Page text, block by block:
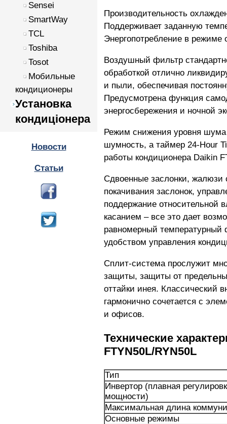
Sensei
SmartWay
TCL
Toshiba
Tosot
Мобильные
кондиционеры
Установка
кондиціонера
Новости
Статьи
Производительность
Поддерживает заданную
Энергопотребление в
Воздушный фильтр
обработкой отлично
и пыли, обеспечивая
Предусмотрена функция
энергосбережения и ночной
Режим снижения уровня шума
шумность, а таймер 24-Hour
работы кондиционера Daikin
Сдвоенные заслонки, жалюзи
покачивания заслонок,
поддержание относительной
касанием – все это дает
равномерный температурный
удобством управления
Сплит-система прослужит
защиты, защиты от
оттайки инея. Классический
гармонично сочетается с
и офисов.
Технические
FTYN50L/RYN50L
Тип
Инвертор (плавная
мощности)
Максимальная длина
Основные режимы